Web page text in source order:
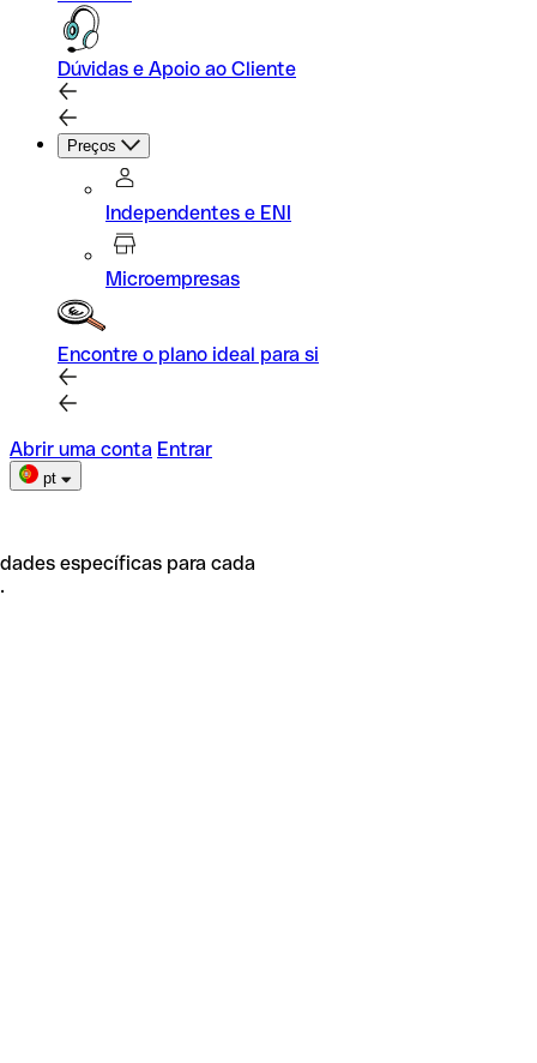
Dúvidas e Apoio ao Cliente
Preços
Independentes e ENI
Microempresas
Encontre o plano ideal para si
Abrir uma conta Entrar
pt
específicas para cada